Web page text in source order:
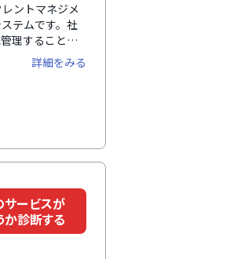
ントマネジメ
テムです。社
理すること
やすく直感的に
業ごとに専任
でサポートし
解決しながら
詳細をみる
サービスが
か診断する